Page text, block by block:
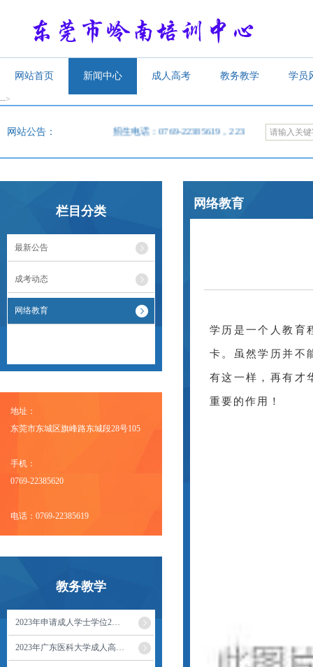
网站首页 新闻中心 成人高考 教务教学 学员
-->
<
网站公告： 招生电话：0769-22385619，22385620，
栏目分类
最新公告
成考动态
网络教育
地址：
东莞市东城区旗峰路东城段28号105
手机：
0769-22385620
电话：0769-22385619
教务教学
2023年申请成人学士学位2…
2023年广东医科大学成人高…
网络教育
学历是一个人教育
卡。虽然学历并不
有这一样，再有才
重要的作用！